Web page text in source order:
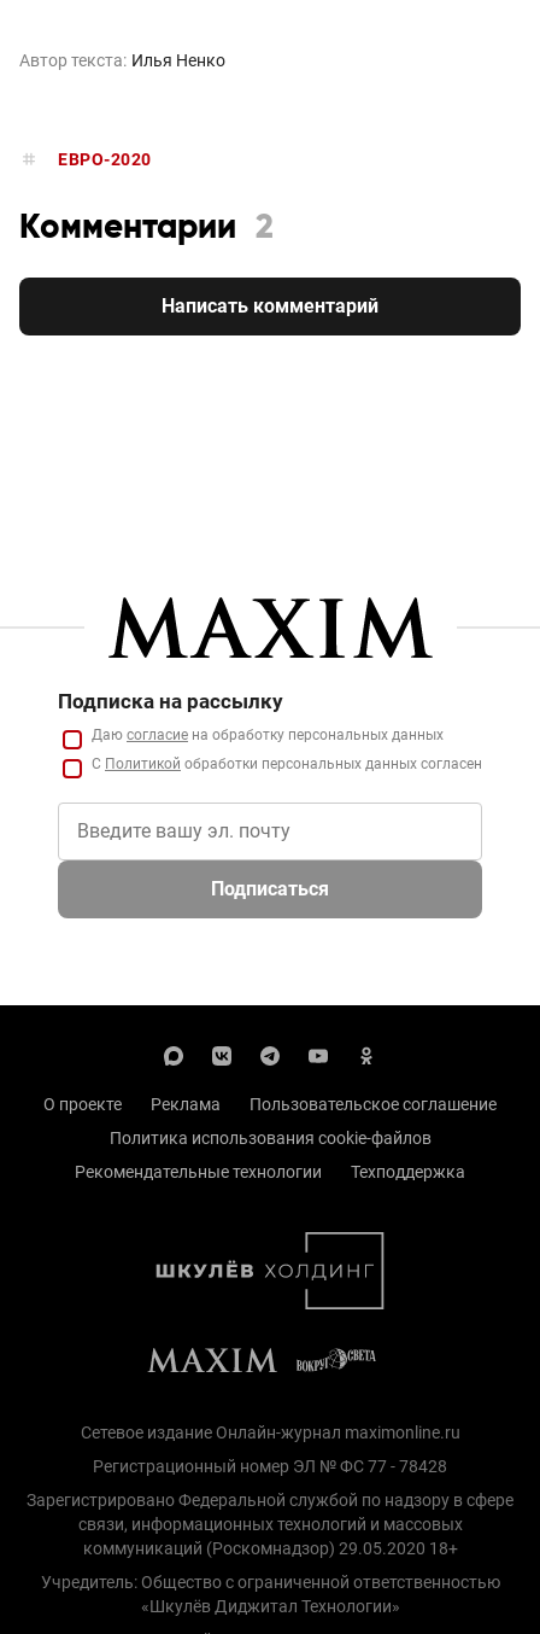
Автор текста: Илья Ненко
ЕВРО-2020
Комментарии 2
Написать комментарий
Подписка на рассылку
Даю согласие на обработку персональных данных
С Политикой обработки персональных данных согласен
Подписаться
О проекте Реклама
Пользовательское соглашение
Политика использования cookie-файлов
Рекомендательные технологии
Техподдержка
Сетевое издание Онлайн-журнал maximonline.ru
Регистрационный номер ЭЛ № ФС 77 - 78428
Зарегистрировано Федеральной службой по надзору в сфере
связи, информационных технологий и массовых
коммуникаций (Роскомнадзор) 29.05.2020 18+
Учредитель: Общество с ограниченной ответственностью
«Шкулёв Диджитал Технологии»